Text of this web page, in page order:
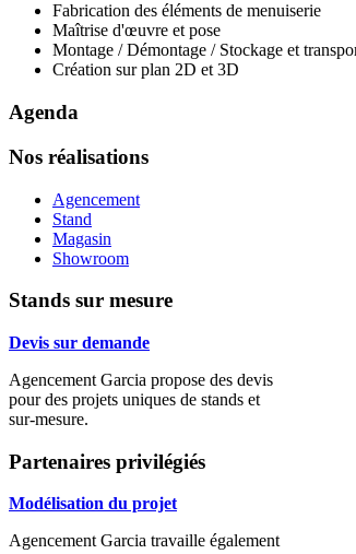
Fabrication des éléments de menuiserie
Maîtrise d'œuvre et pose
Montage / Démontage / Stockage et
Création sur plan 2D et 3D
Agenda
Nos réalisations
Agencement
Stand
Magasin
Showroom
Stands sur mesure
Devis sur demande
Agencement Garcia propose des devis
pour des projets uniques de stands et
sur-mesure.
Partenaires privilégiés
Modélisation du projet
Agencement Garcia travaille également